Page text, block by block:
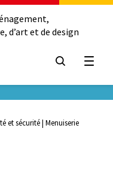
d’art et de design
et sécurité | Menuiserie